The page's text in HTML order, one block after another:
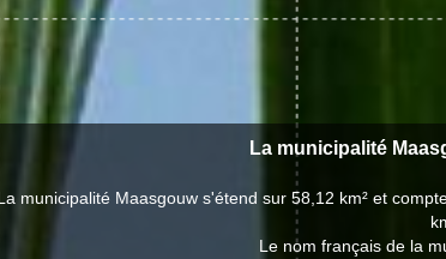
La municipalité
municipalité Maasgouw s'étend sur 58,12 km² et
Le nom français de la